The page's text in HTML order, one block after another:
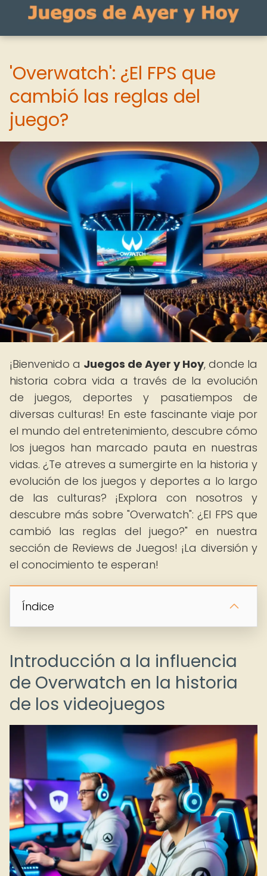
'Overwatch': ¿El FPS que
cambió las reglas del
juego?
¡Bienvenido a Juegos de Ayer y Hoy, donde la
historia cobra vida a través de la evolución
de juegos, deportes y pasatiempos de
diversas culturas! En este fascinante viaje por
el mundo del entretenimiento, descubre cómo
los juegos han marcado pauta en nuestras
vidas. ¿Te atreves a sumergirte en la historia y
evolución de los juegos y deportes a lo largo
de las culturas? ¡Explora con nosotros y
descubre más sobre "Overwatch": ¿El FPS que
cambió las reglas del juego?" en nuestra
sección de Reviews de Juegos! ¡La diversión y
el conocimiento te esperan!
Índice
Introducción a la influencia
de Overwatch en la historia
de los videojuegos